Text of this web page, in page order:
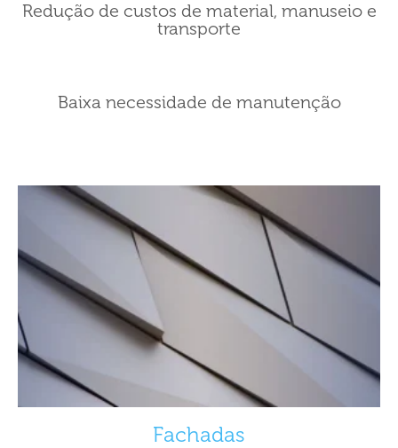
Redução de custos de material, manuseio e
transporte
Baixa necessidade de manutenção
Fachadas